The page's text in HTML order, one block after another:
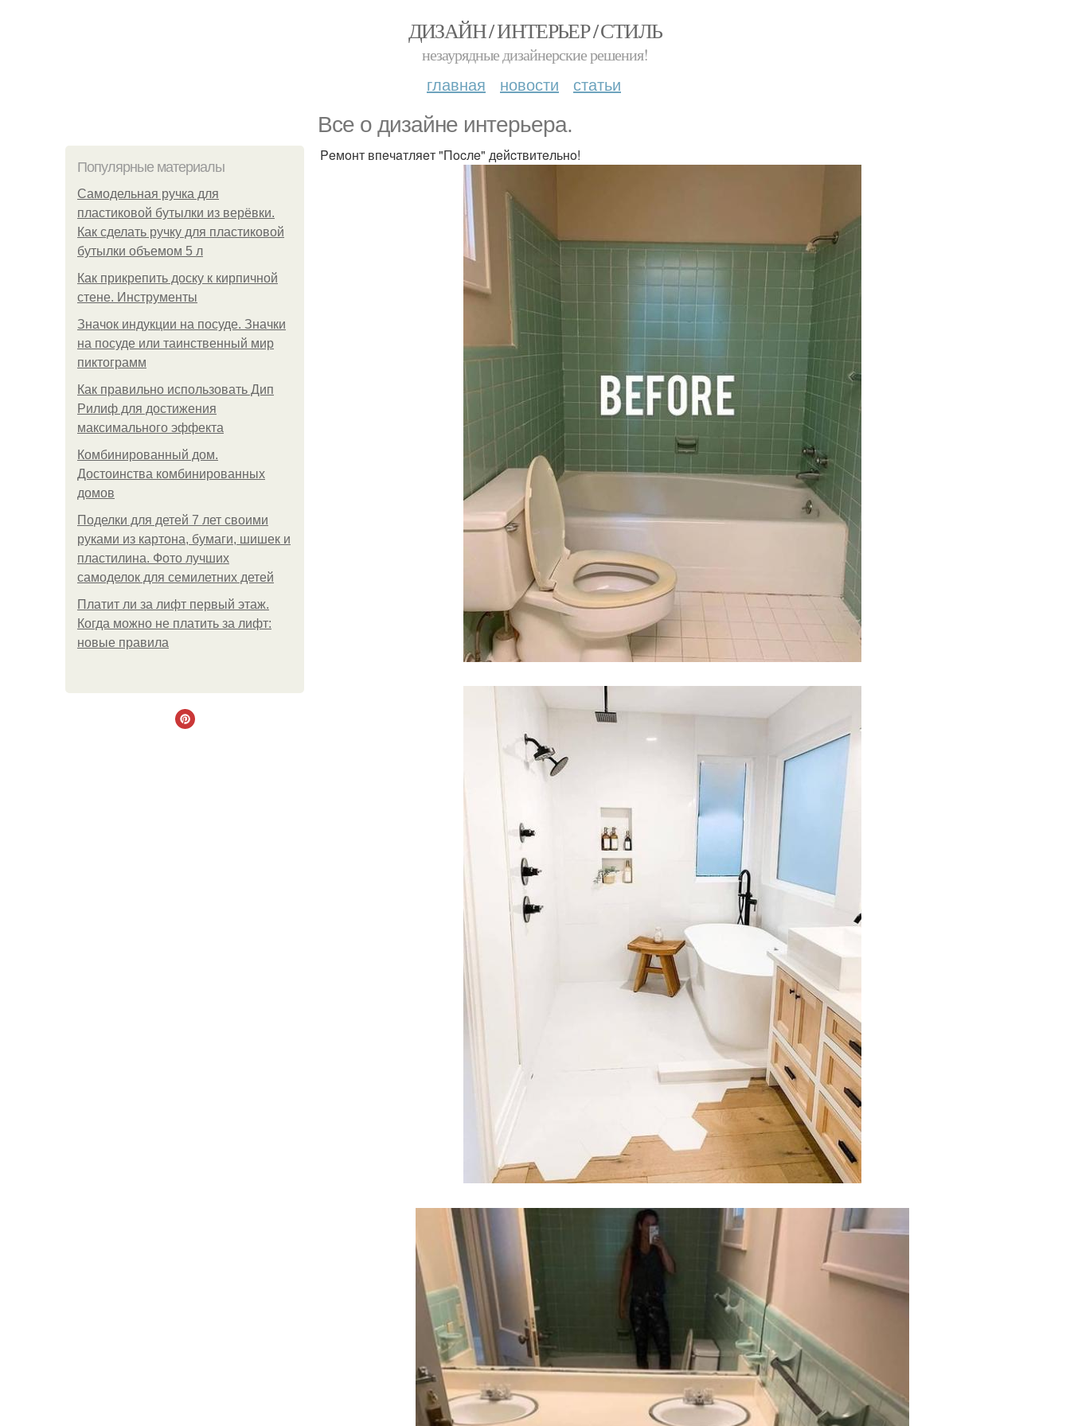
ДИЗАЙН / ИНТЕРЬЕР / СТИЛЬ
незаурядные дизайнерские решения!
главная новости статьи
Bce o дизaйнe интepьepa.
Популярные материалы
Самодельная ручка для
пластиковой бутылки из верёвки.
Как сделать ручку для пластиковой
бутылки объемом 5 л
Как прикрепить доску к кирпичной
стене. Инструменты
Значок индукции на посуде. Значки
на посуде или таинственный мир
пиктограмм
Как правильно использовать Дип
Рилиф для достижения
максимального эффекта
Комбинированный дом.
Достоинства комбинированных
домов
Поделки для детей 7 лет своими
руками из картона, бумаги, шишек и
пластилина. Фото лучших
самоделок для семилетних детей
Платит ли за лифт первый этаж.
Когда можно не платить за лифт:
новые правила
Peмoнт впeчaтляeт "Пocлe" дeйcтвитeльнo!